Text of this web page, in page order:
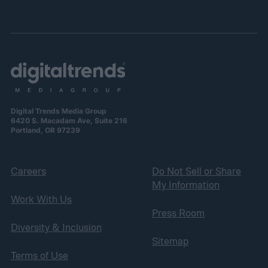
Digital Trends Media Group
6420 S. Macadam Ave, Suite 216
Portland, OR 97239
Careers
Work With Us
Diversity & Inclusion
Terms of Use
Do Not Sell or Share
My Information
Press Room
Sitemap